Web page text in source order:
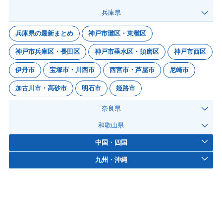
兵庫県
兵庫県の最新まとめ 神戸市灘区・東灘区
神戸市兵庫区・長田区 神戸市垂水区・須磨区 神戸市西区
伊丹市 宝塚市・川西市 西宮市・芦屋市 尼崎市
加古川市・高砂市 明石市 姫路市
奈良県
和歌山県
中国・四国
九州・沖縄